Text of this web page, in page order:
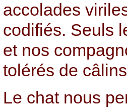
accolades
codifiés. Seuls
et nos
tolérés de
Le chat nous